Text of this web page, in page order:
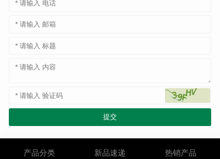
产品分类 新品速递 热销产品